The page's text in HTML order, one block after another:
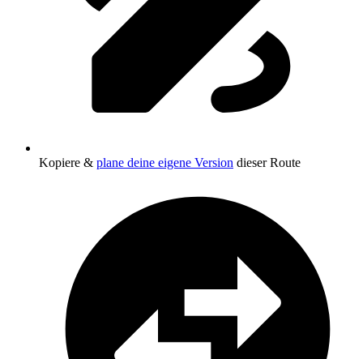
Kopiere & plane deine eigene Version dieser Route